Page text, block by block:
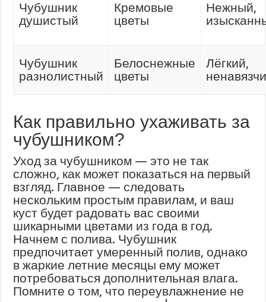
Чубушник
душистый
Кремовые
цветы
Нежный,
Чубушник
разнолистный
Белоснежные
цветы
Лёгкий,
Как правильно ухаживать за
чубушником?
Уход за чубушником — это не так
сложно, как может показаться на первый
взгляд. Главное — следовать
нескольким простым правилам, и ваш
куст будет радовать вас своими
шикарными цветами из года в год.
Начнем с полива. Чубушник
предпочитает умеренный полив, однако
в жаркие летние месяцы ему может
потребоваться дополнительная влага.
Помните о том, что переувлажнение не